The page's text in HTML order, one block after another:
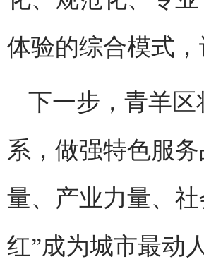
体验的综合模式
下一步，青羊
系，做强特色服
量、产业力量、
红”成为城市最动